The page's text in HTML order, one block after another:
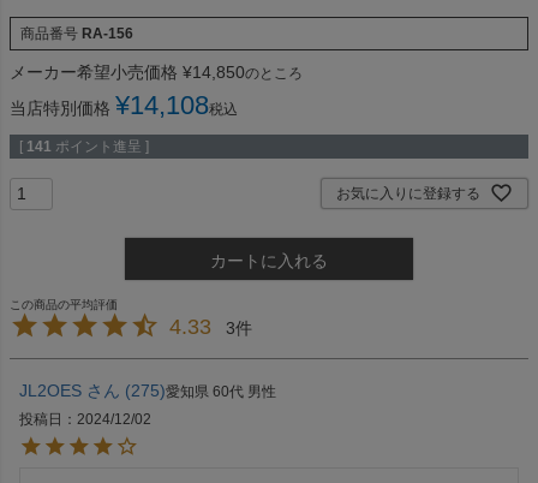
商品番号 RA-156
メーカー希望小売価格 ¥14,850のところ
当店特別価格 ¥14,108税込
[ 141 ポイント進呈 ]
お気に入りに登録する
カートに入れる
4.33 3
JL2OES 275 愛知県 60代 男性
投稿日
2024/12/02